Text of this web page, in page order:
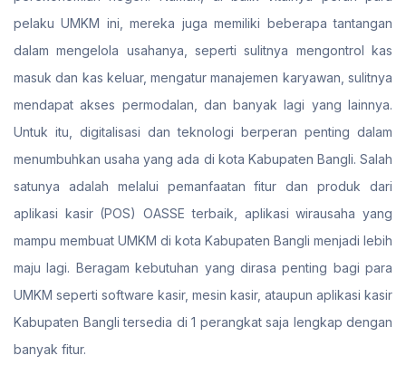
pelaku UMKM ini, mereka juga memiliki beberapa tantangan
dalam mengelola usahanya, seperti sulitnya mengontrol kas
masuk dan kas keluar, mengatur manajemen karyawan, sulitnya
mendapat akses permodalan, dan banyak lagi yang lainnya.
Untuk itu, digitalisasi dan teknologi berperan penting dalam
menumbuhkan usaha yang ada di kota Kabupaten Bangli. Salah
satunya adalah melalui pemanfaatan fitur dan produk dari
aplikasi kasir (POS) OASSE terbaik, aplikasi wirausaha yang
mampu membuat UMKM di kota Kabupaten Bangli menjadi lebih
maju lagi. Beragam kebutuhan yang dirasa penting bagi para
UMKM seperti software kasir, mesin kasir, ataupun aplikasi kasir
Kabupaten Bangli tersedia di 1 perangkat saja lengkap dengan
banyak fitur.